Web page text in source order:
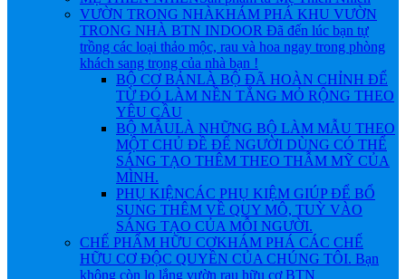
VƯỜN TRONG NHÀKHÁM PHÁ KHU VƯỜN
TRONG NHÀ BTN INDOOR Đã đến lúc bạn tự
trồng các loại thảo mộc, rau và hoa ngay trong phòng
khách sang trọng của nhà bạn !
BỘ CƠ BẢNLÀ BỘ ĐÃ HOÀN CHỈNH ĐỂ
TỪ ĐÓ LÀM NỀN TẲNG MỎ RỘNG THEO
YÊU CẦU
BỘ MẪULÀ NHỮNG BỘ LÀM MẪU THEO
MỘT CHỦ ĐỀ ĐỂ NGƯỜI DÙNG CÓ THỂ
SÁNG TẠO THÊM THEO THẪM MỸ CỦA
MÌNH.
PHỤ KIỆNCÁC PHỤ KIỆM GIÚP ĐỂ BỔ
SUNG THÊM VỀ QUY MÔ, TUỲ VÀO
SÁNG TẠO CỦA MỖI NGƯỜI.
CHẾ PHẨM HỮU CƠKHÁM PHÁ CÁC CHẾ
HỮU CƠ ĐỘC QUYỀN CỦA CHÚNG TÔI. Bạn
không còn lo lắng vườn rau hữu cơ BTN